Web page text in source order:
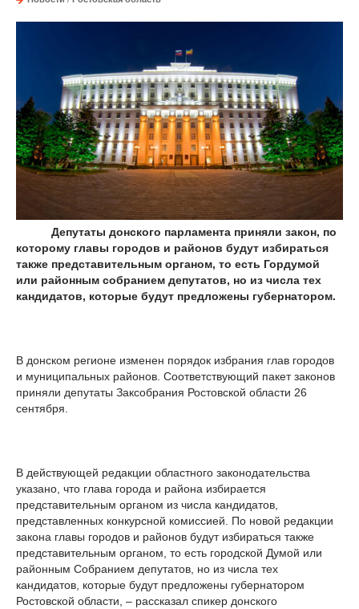
Депутаты донского парламента приняли закон, по
которому главы городов и районов будут избираться
также представительным органом, то есть Гордумой
или районным собранием депутатов, но из числа тех
кандидатов, которые будут предложены губернатором.
В донском регионе изменен порядок избрания глав городов
и муниципальных районов. Соответствующий пакет законов
приняли депутаты Заксобрания Ростовской области 26
сентября.
В действующей редакции областного законодательства
указано, что глава города и района избирается
представительным органом из числа кандидатов,
представленных конкурсной комиссией. По новой редакции
закона главы городов и районов будут избираться также
представительным органом, то есть городской Думой или
районным Собранием депутатов, но из числа тех
кандидатов, которые будут предложены губернатором
Ростовской области, – рассказал спикер донского